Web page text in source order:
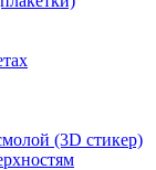
(3D стикер)